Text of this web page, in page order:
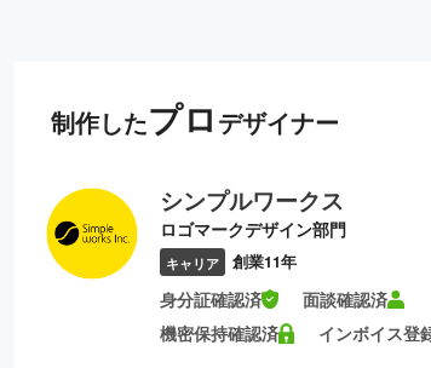
制作したプロ デザイナー
シンプルワークス
ロゴマークデザイン部門
キャリア 創業11年
身分証確認済
面談確認済
機密保持確認済
インボイス登